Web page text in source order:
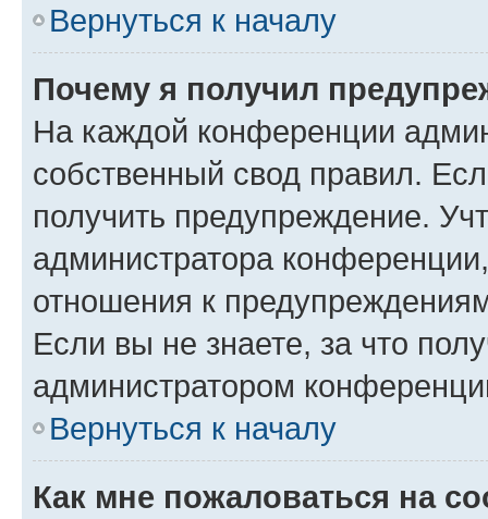
Вернуться к началу
Почему я получил
На каждой конференции
собственный свод правил.
получить предупреждение.
администратора
отношения к
Если вы не знаете, за что
администратором
Вернуться к началу
Как мне пожаловаться на